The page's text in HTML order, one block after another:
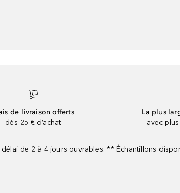
de livraison offerts
dès 25 € d’achat
La plus
avec
de 2 à 4 jours ouvrables. ** Échantillons